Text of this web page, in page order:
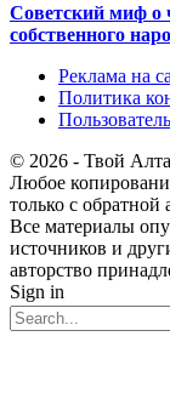
Советский миф о
собственного
Реклама на
Политика
© 2026 - Твой
Любое
только с обратной
Все материалы
источников и
авторство
Sign in